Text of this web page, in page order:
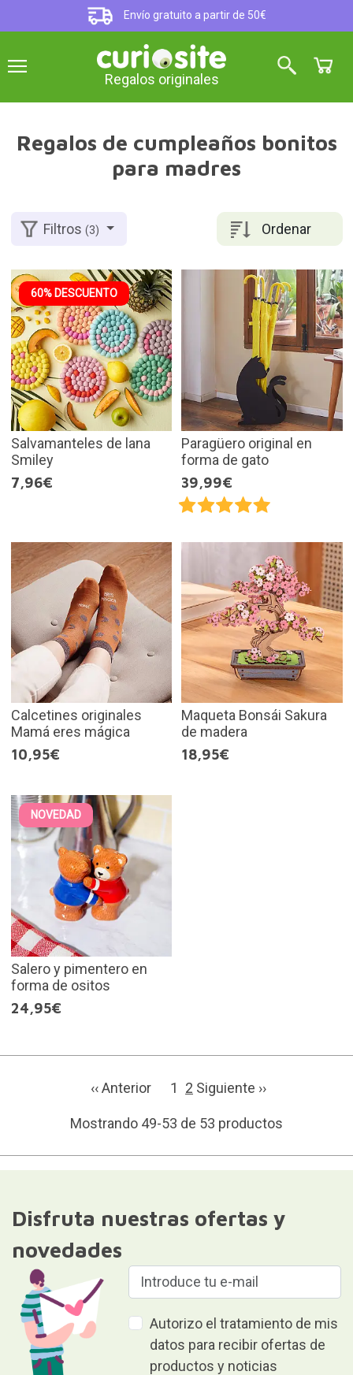
Envío gratuito a partir de 50€
Regalos originales
Regalos de cumpleaños bonitos
para madres
Ordenar
Filtros(3)
60% DESCUENTO
Salvamanteles de lana
Smiley
7,96€
Paragüero original en
forma de gato
39,99€
Calcetines originales
Mamá eres mágica
10,95€
Maqueta Bonsái Sakura
de madera
18,95€
NOVEDAD
Salero y pimentero en
forma de ositos
24,95€
‹‹ Anterior 1 2 Siguiente ››
Mostrando 49-53 de 53 productos
Disfruta nuestras ofertas y
novedades
Autorizo el tratamiento de mis
datos para recibir ofertas de
productos y noticias